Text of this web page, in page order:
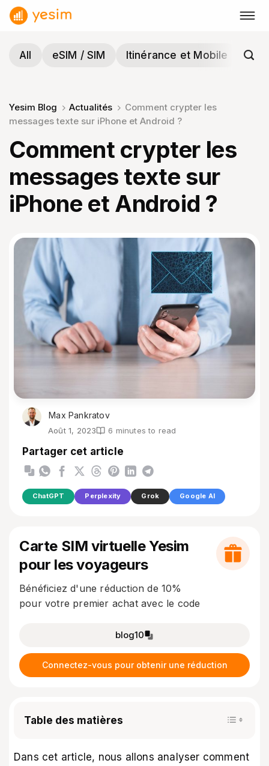
Passer
au
All
eSIM / SIM Itinérance et Mobile
Yesim Blog Actualités
Comment crypter les
messages texte sur iPhone et Android ?
Comment crypter les
messages texte sur
iPhone et Android ?
Max Pankratov
Août 1, 2023 6 minutes to read
Partager cet article
ChatGPT Perplexity Grok Google AI
Carte SIM virtuelle Yesim
pour les voyageurs
Bénéficiez d'une réduction de 10%
pour votre premier achat avec le code
blog10
Connectez-vous pour obtenir une réduction
Table des matières
Dans cet article, nous allons analyser comment